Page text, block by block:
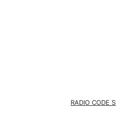
RADIO CODE